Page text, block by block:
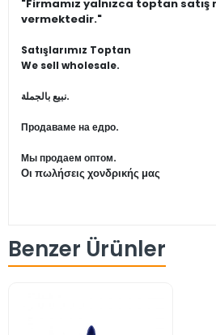
"Firmamız yalnızca toptan
vermektedir."
Satışlarımız Toptan
We sell wholesale.
نبيع بالجملة.
Продаваме на едро.
Мы продаем оптом.
Οι πωλήσεις χονδρικής μας
Benzer Ürünler